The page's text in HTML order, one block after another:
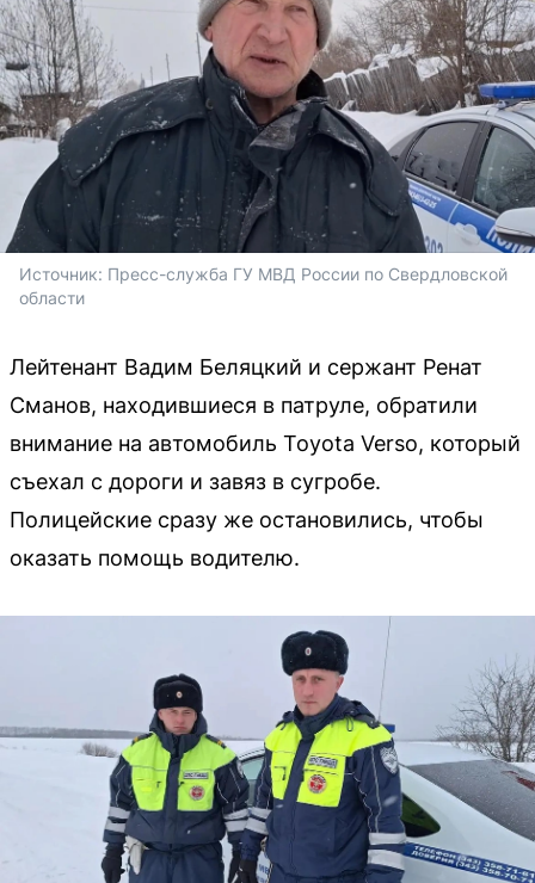
Источник: Пресс-служба ГУ МВД России по Свердловской
области
Лейтенант Вадим Беляцкий и сержант Ренат
Сманов, находившиеся в патруле, обратили
внимание на автомобиль Toyota Verso, который
съехал с дороги и завяз в сугробе.
Полицейские сразу же остановились, чтобы
оказать помощь водителю.